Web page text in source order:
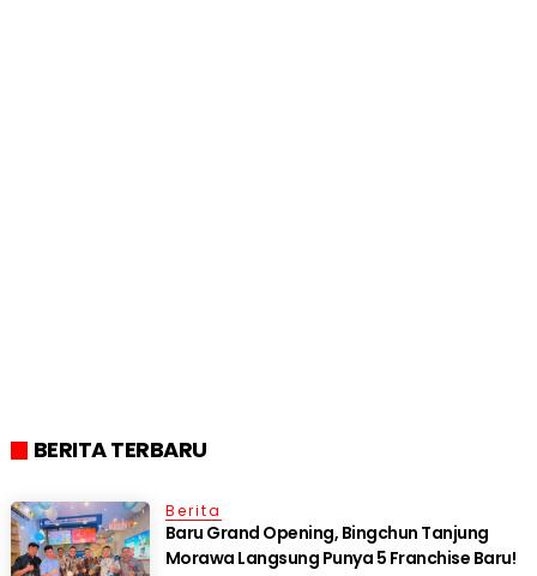
BERITA TERBARU
Berita
‎Baru Grand Opening, Bingchun Tanjung